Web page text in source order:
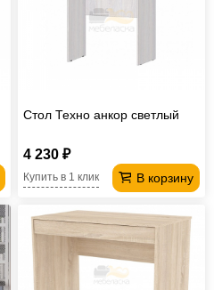
Стол Техно анкор светлый
4 230 ₽
В корзину
Купить в 1 клик